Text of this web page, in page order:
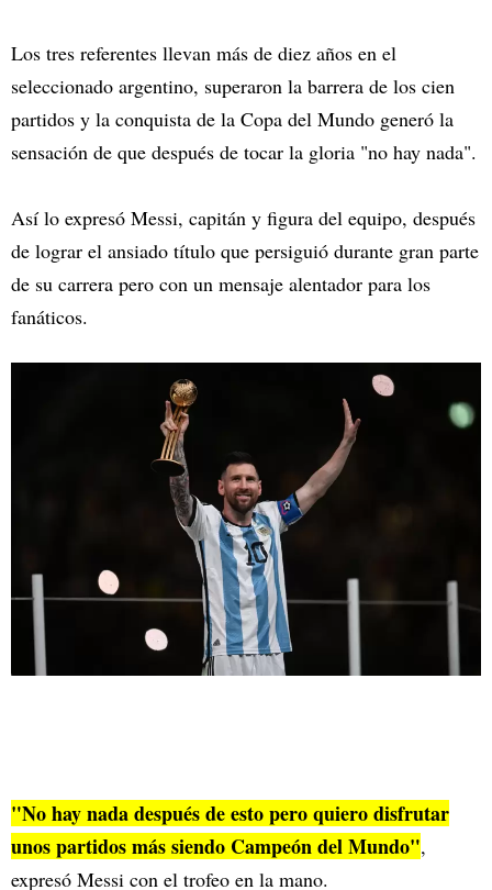
Los tres referentes llevan más de diez años en el
seleccionado argentino, superaron la barrera de los cien
partidos y la conquista de la Copa del Mundo generó la
sensación de que después de tocar la gloria "no hay nada".
Así lo expresó Messi, capitán y figura del equipo, después
de lograr el ansiado título que persiguió durante gran parte
de su carrera pero con un mensaje alentador para los
fanáticos.
"No hay nada después de esto pero quiero disfrutar
unos partidos más siendo Campeón del Mundo",
expresó Messi con el trofeo en la mano.